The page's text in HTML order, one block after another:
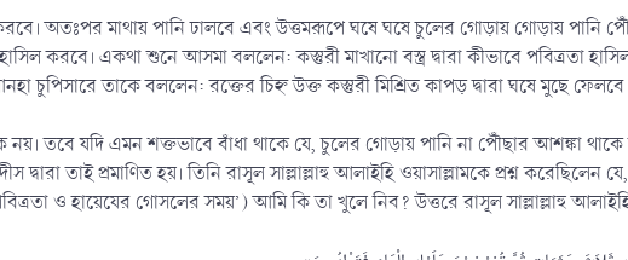
অতঃপর মাথায় পানি ঢালবে এবং উত্তমরূপে ঘষে ঘষে চুলের গোড়ায় গোড়ায় পানি
করবে। একথা শুনে আসমা বললেন: কস্তুরী মাখানো বস্ত্র দ্বারা কীভাবে পবিত্রতা
চুপিসারে তাকে বললেন: রক্তের চিহ্ন উক্ত কস্তুরী মিশ্রিত কাপড় দ্বারা ঘষে মুছে
তবে যদি এমন শক্তভাবে বাঁধা থাকে যে, চুলের গোড়ায় পানি না পৌঁছার আশঙ্কা থাকে
দ্বারা তাই প্রমাণিত হয়। তিনি রাসূল সাল্লাল্লাহু আলাইহি ওয়াসাল্লামকে প্রশ্ন
ও হায়েযের গোসলের সময়’) আমি কি তা খুলে নিব? উত্তরে রাসূল সাল্লাল্লাহু